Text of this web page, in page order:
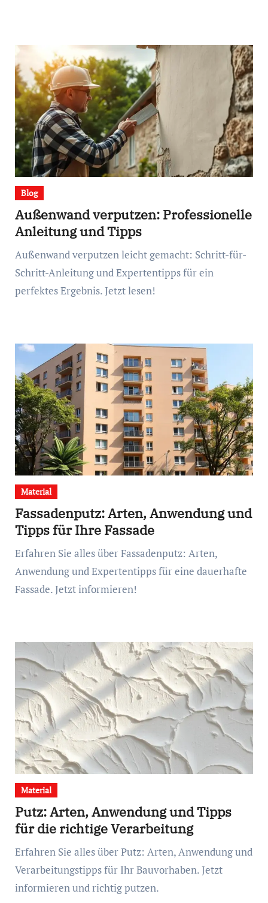
Blog
Außenwand verputzen: Professionelle
Anleitung und Tipps
Außenwand verputzen leicht gemacht: Schritt-für-
Schritt-Anleitung und Expertentipps für ein
perfektes Ergebnis. Jetzt lesen!
Material
Fassadenputz: Arten, Anwendung und
Tipps für Ihre Fassade
Erfahren Sie alles über Fassadenputz: Arten,
Anwendung und Expertentipps für eine dauerhafte
Fassade. Jetzt informieren!
Material
Putz: Arten, Anwendung und Tipps
für die richtige Verarbeitung
Erfahren Sie alles über Putz: Arten, Anwendung und
Verarbeitungstipps für Ihr Bauvorhaben. Jetzt
informieren und richtig putzen.